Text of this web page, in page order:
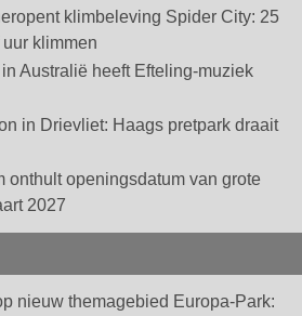
klimbeleving Spider City: 25
klimmen
Australië heeft Efteling-muziek
in Drievliet: Haags pretpark draait
onthult openingsdatum van grote
2027
nieuw themagebied Europa-Park: